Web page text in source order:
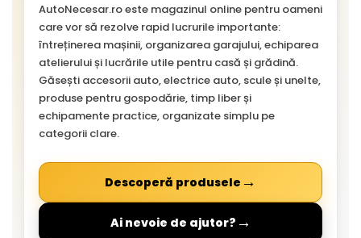
AutoNecesar.ro este magazinul online pentru oameni
care vor să rezolve rapid lucrurile importante:
întreținerea mașinii, organizarea garajului, echiparea
atelierului și lucrările utile pentru casă și grădină.
Găsești accesorii auto, electrice auto, scule și unelte,
produse pentru gospodărie, timp liber și
echipamente practice, organizate simplu pe
categorii clare.
Descoperă produsele →
Ai nevoie de ajutor? →